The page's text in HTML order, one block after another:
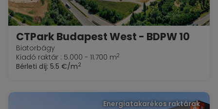
CTPark Budapest West - BDPW 10
Biatorbágy
Kiadó raktár : 5.000 - 11.700 m2
Bérleti díj: 5.5 €/m2
Energiatakarékos raktárak